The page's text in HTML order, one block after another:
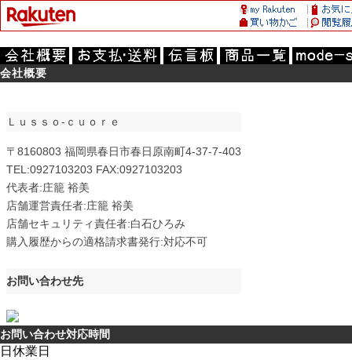
会社概要
Ｌｕｓｓｏ‐ｃｕｏｒｅ
〒8160803 福岡県春日市春日原南町4-37-7-403
TEL:0927103203 FAX:0927103203
代表者:庄籠 裕美
店舗運営責任者:庄籠 裕美
店舗セキュリティ責任者:白石ひろみ
購入履歴からの適格請求書発行:対応不可
お問い合わせ先
お問い合わせ対応時間
日 休業日